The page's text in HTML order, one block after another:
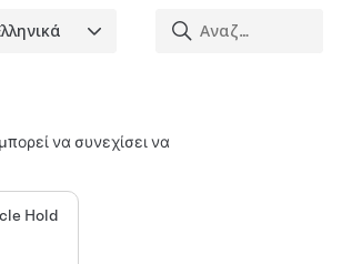
να συνεχίσει να
Hold